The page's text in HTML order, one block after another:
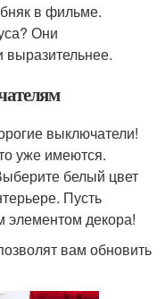
в фильме.
Они
выразительнее.
выключатели!
уже имеются.
белый цвет
Пусть
элементом декора!
вам обновить